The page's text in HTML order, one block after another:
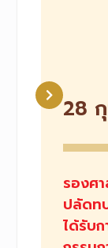
28
รองศ
ปลัดท
ได้รับ